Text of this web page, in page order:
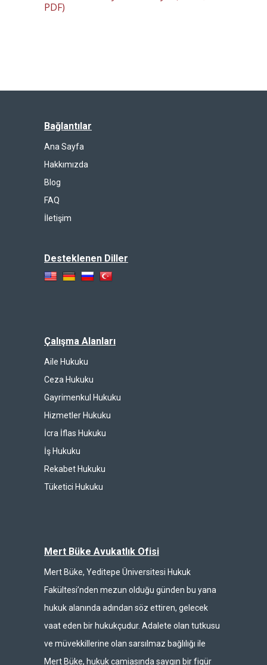
PDF)
Bağlantılar
Ana Sayfa
Hakkımızda
Blog
FAQ
İletişim
Desteklenen Diller
Çalışma Alanları
Aile Hukuku
Ceza Hukuku
Gayrimenkul Hukuku
Hizmetler Hukuku
İcra İflas Hukuku
İş Hukuku
Rekabet Hukuku
Tüketici Hukuku
Mert Büke Avukatlık Ofisi
Mert Büke, Yeditepe Üniversitesi Hukuk
Fakültesi’nden mezun olduğu günden bu yana
hukuk alanında adından söz ettiren, gelecek
vaat eden bir hukukçudur. Adalete olan tutkusu
ve müvekkillerine olan sarsılmaz bağlılığı ile
Mert Büke, hukuk camiasında saygın bir figür